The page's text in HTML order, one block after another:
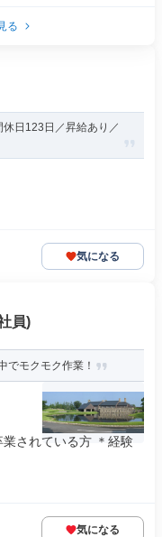
る
休日123日／昇給あり／
気になる
員)
でモクモク作業！
されている方 ＊経験
気になる